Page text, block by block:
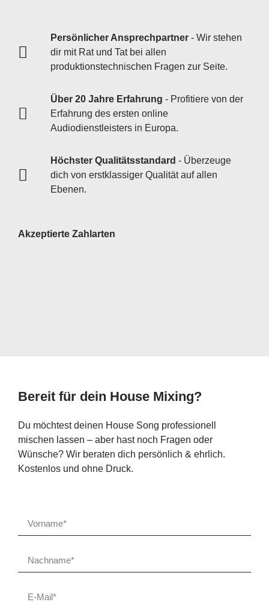
Persönlicher Ansprechpartner - Wir stehen
dir mit Rat und Tat bei allen
produktionstechnischen Fragen zur Seite.
Über 20 Jahre Erfahrung - Profitiere von der
Erfahrung des ersten online
Audiodienstleisters in Europa.
Höchster Qualitätsstandard - Überzeuge
dich von erstklassiger Qualität auf allen
Ebenen.
Akzeptierte Zahlarten
Bereit für dein House Mixing?
Du möchtest deinen House Song professionell
mischen lassen – aber hast noch Fragen oder
Wünsche? Wir beraten dich persönlich & ehrlich.
Kostenlos und ohne Druck.